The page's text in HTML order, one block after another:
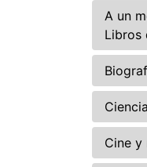
A un
Libros
Cine y